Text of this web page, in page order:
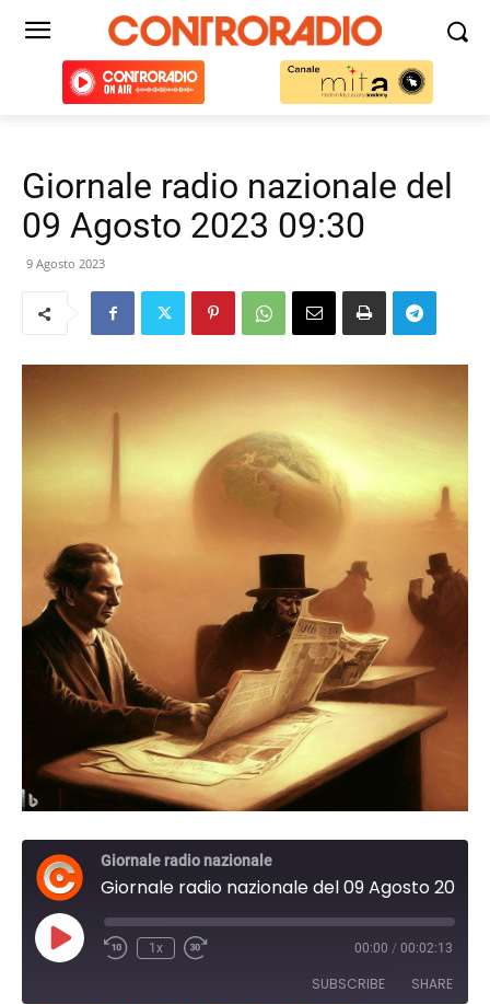
Giornale radio nazionale del
09 Agosto 2023 09:30
9 Agosto 2023
Giornale radio nazionale
Play
Episode
1x 00:00 / 00:02:13
SUBSCRIBE SHARE